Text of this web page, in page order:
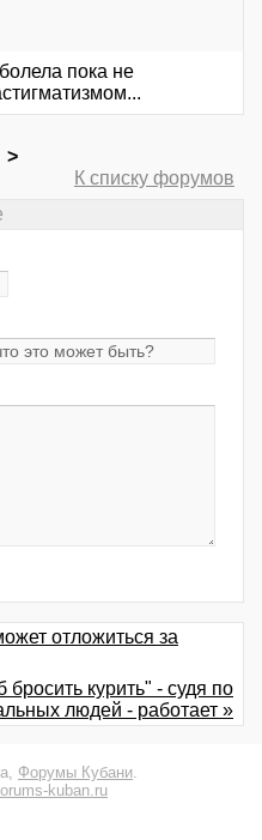
пока не
>
К списку форумов
отложиться за
курить" - судя по
людей - работает »
Форумы Кубани.
kuban.ru